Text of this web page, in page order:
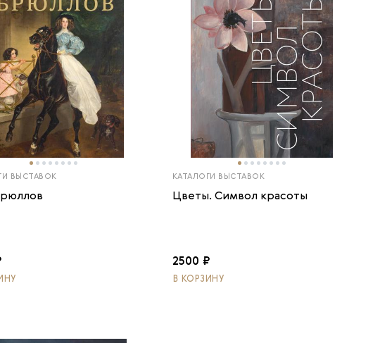
ВЫСТАВОК КАТАЛОГИ ВЫСТАВОК
Цветы. Символ красоты
2500 ₽
В КОРЗИНУ